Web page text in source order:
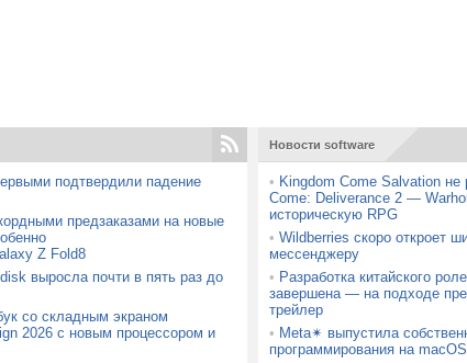
подтвердили падение
предзаказами на новые
Z Fold8
выросла почти в пять раз до
со складным экраном
2026 с новым процессором и
Новости software
• Kingdom Come Salvation не
Come: Deliverance 2 —
историческую RPG
• Wildberries скоро откроет
мессенджеру
• Разработка китайского
завершена — на подходе
трейлер
• Meta✴ выпустила
программирования на